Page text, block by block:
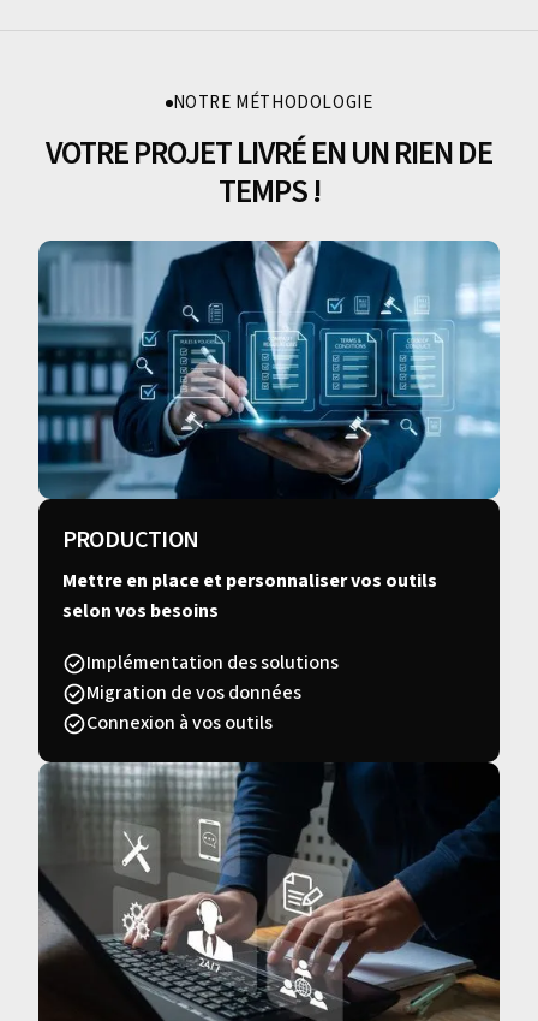
NOTRE MÉTHODOLOGIE
VOTRE PROJET LIVRÉ EN UN RIEN DE
TEMPS !
PRODUCTION
Mettre en place et personnaliser vos outils
selon vos besoins
Implémentation des solutions
Migration de vos données
Connexion à vos outils